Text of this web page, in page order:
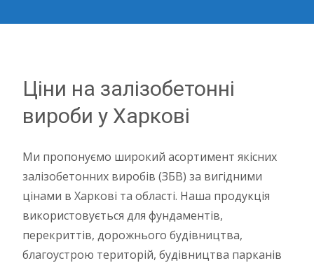
Ціни на залізобетонні
вироби у Харкові
Ми пропонуємо широкий асортимент якісних
залізобетонних виробів (ЗБВ) за вигідними
цінами в Харкові та області. Наша продукція
використовується для фундаментів,
перекриттів, дорожнього будівництва,
благоустрою територій, будівництва парканів